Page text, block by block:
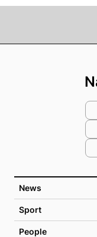
News
Sport
People